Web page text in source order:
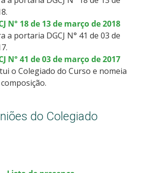
N° 18 de 13 de março de 2018
a portaria DGCJ N° 41 de 03 de
N° 41 de 03 de março de 2017
o Colegiado do Curso e nomeia
do Colegiado